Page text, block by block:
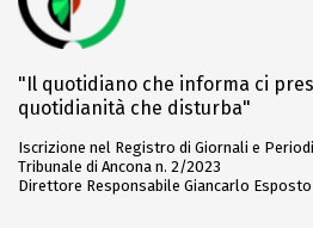
"Il quotidiano che informa ci
quotidianità che disturba"
Iscrizione nel Registro di Giornali e
Tribunale di Ancona n. 2/2023
Direttore Responsabile Giancarlo Esposto